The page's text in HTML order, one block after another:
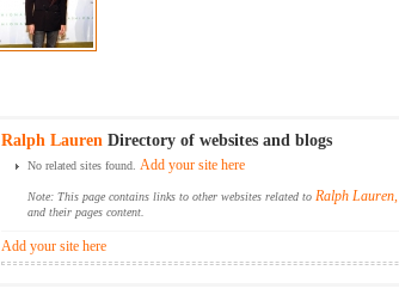
Ralph Lauren Directory of websites and blogs
No related sites found. Add your site here
Note: This page contains links to other websites related to Ralph Lauren,
and their pages content.
Add your site here